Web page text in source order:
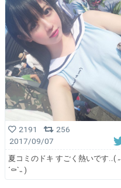
2191
256
2017/09/07
夏コミのドキ すごく熱いです…( ˶
´⚰︎`˵ )